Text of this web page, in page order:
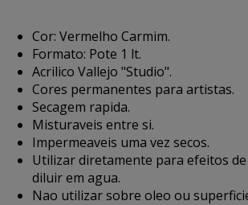
Cor: Vermelho Carmim.
Formato: Pote 1 lt.
Acrilico Vallejo "Studio".
Cores permanentes para artistas.
Secagem rapida.
Misturaveis entre si.
Impermeaveis uma vez secos.
Utilizar diretamente para efeitos
diluir em agua.
Nao utilizar sobre oleo ou